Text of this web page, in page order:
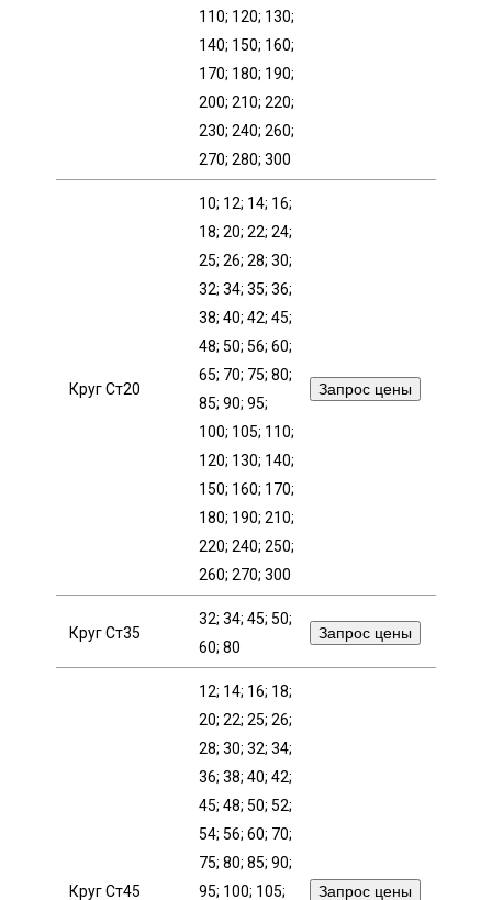
Остальное
Нержавейка
Алюминиевый прокат
110; 120; 130;
140; 150; 160;
170; 180; 190;
200; 210; 220;
230; 240; 260;
270; 280; 300
Круг Ст20
10; 12; 14; 16;
18; 20; 22; 24;
25; 26; 28; 30;
32; 34; 35; 36;
38; 40; 42; 45;
48; 50; 56; 60;
65; 70; 75; 80;
85; 90; 95;
100; 105; 110;
120; 130; 140;
150; 160; 170;
180; 190; 210;
220; 240; 250;
260; 270; 300
Запрос цены
Круг Ст35
32; 34; 45; 50;
60; 80
Запрос цены
Круг Ст45
12; 14; 16; 18;
20; 22; 25; 26;
28; 30; 32; 34;
36; 38; 40; 42;
45; 48; 50; 52;
54; 56; 60; 70;
75; 80; 85; 90;
95; 100; 105;
Запрос цены